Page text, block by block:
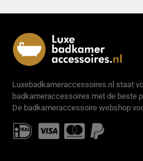
Luxebadkameraccessoires.nl staat
badkameraccessoires met de beste
De badkameraccessoire webshop